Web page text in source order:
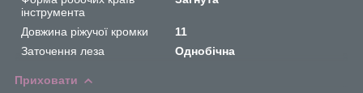
інструмента
Довжина ріжучої кромки
11
Заточення леза
Однобічна
Приховати